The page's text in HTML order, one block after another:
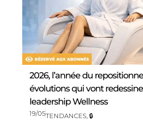
2026, l’année du
évolutions qui vont
leadership Wellness
19/05TENDANCES, 🔒